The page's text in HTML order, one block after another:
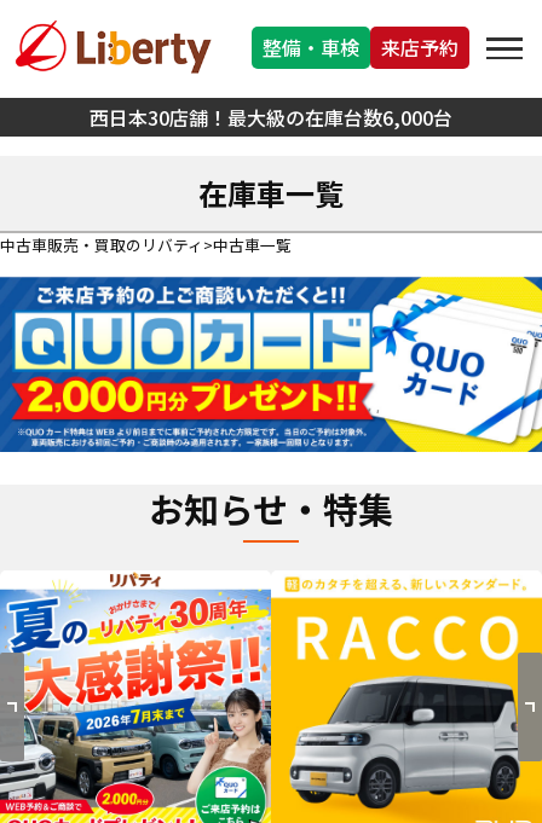
西日本30店舗！最大級の在庫台数6,000台
整備・車検 来店予約
在庫車一覧
中古車販売・買取のリバティ 中古車一覧
お知らせ・特集